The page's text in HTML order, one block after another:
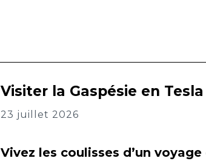
Visiter la Gaspésie en Tesla
23 juillet 2026
Vivez les coulisses d’un voyage